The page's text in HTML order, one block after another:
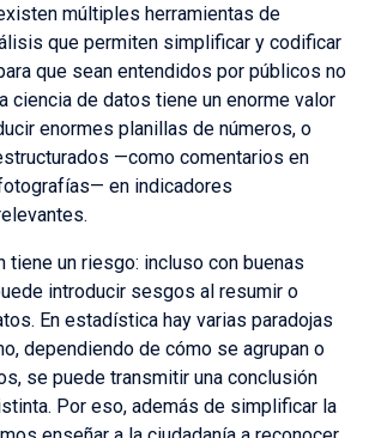
múltiples herramientas de
que permiten simplificar y codificar
que sean entendidos por públicos no
ciencia de datos tiene un enorme valor
enormes planillas de números, o
—como comentarios en
en indicadores
tiene un riesgo: incluso con buenas
introducir sesgos al resumir o
En estadística hay varias paradojas
dependiendo de cómo se agrupan o
se puede transmitir una conclusión
Por eso, además de simplificar la